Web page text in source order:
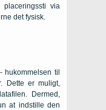
via
det fysisk.
til
Dette er muligt,
Dermed,
at indstille den